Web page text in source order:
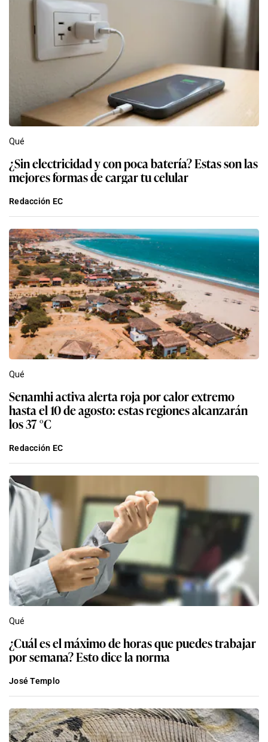
Qué
¿Sin electricidad y con poca batería? Estas son las
mejores formas de cargar tu celular
Redacción EC
Qué
Senamhi activa alerta roja por calor extremo
hasta el 10 de agosto: estas regiones alcanzarán
los 37 °C
Redacción EC
Qué
¿Cuál es el máximo de horas que puedes trabajar
por semana? Esto dice la norma
José Templo